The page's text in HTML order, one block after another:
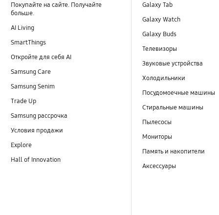
Покупайте на сайте. Получайте
больше.
AI Living
SmartThings
Откройте для себя AI
Samsung Care
Samsung Senim
Trade Up
Samsung рассрочка
Условия продажи
Explore
Hall of Innovation
Galaxy Tab
Galaxy Watch
Galaxy Buds
Телевизоры
Звуковые устройства
Холодильники
Посудомоечные машины
Стиральные машины
Пылесосы
Мониторы
Память и накопители
Аксессуары